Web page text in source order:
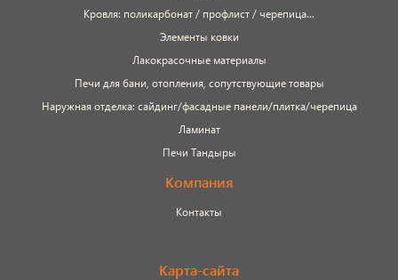
Кровля: поликарбонат / профлист / черепица...
Элементы ковки
Лакокрасочные материалы
Печи для бани, отопления, сопутствующие товары
Наружная отделка: сайдинг/фасадные панели/плитка/черепица
Ламинат
Печи Тандыры
Компания
Контакты
Карта-сайта